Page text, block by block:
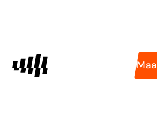
Podologie
Tarieven
Hoe stel je